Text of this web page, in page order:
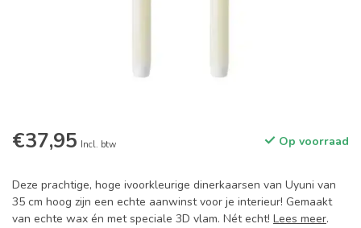
€37,95 Incl. btw Op voorraad
Deze prachtige, hoge ivoorkleurige dinerkaarsen van Uyuni van
35 cm hoog zijn een echte aanwinst voor je interieur! Gemaakt
van echte wax én met speciale 3D vlam. Nét echt! Lees meer.